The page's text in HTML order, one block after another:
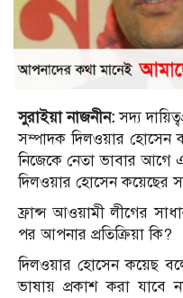
সুরাইয়া নাজনীন:সদ্য
সম্পাদক দিলওয়ার হোসেন
নিজেকে নেতা ভাবার আগে
দিলওয়ার হোসেন কয়েছের
ফ্রান্স আওয়ামী লীগের
পর আপনার প্রতিক্রিয়া কি?
দিলওয়ার হোসেন কয়েছ
ভাষায় প্রকাশ করা যাবে